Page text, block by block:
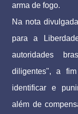
arma de fogo.
Na nota
para a
autoridades
diligentes", a
identificar e
além de